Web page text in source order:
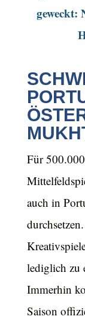
geweckt:
Für
auch in
lediglich zu
Immerhin
Saison